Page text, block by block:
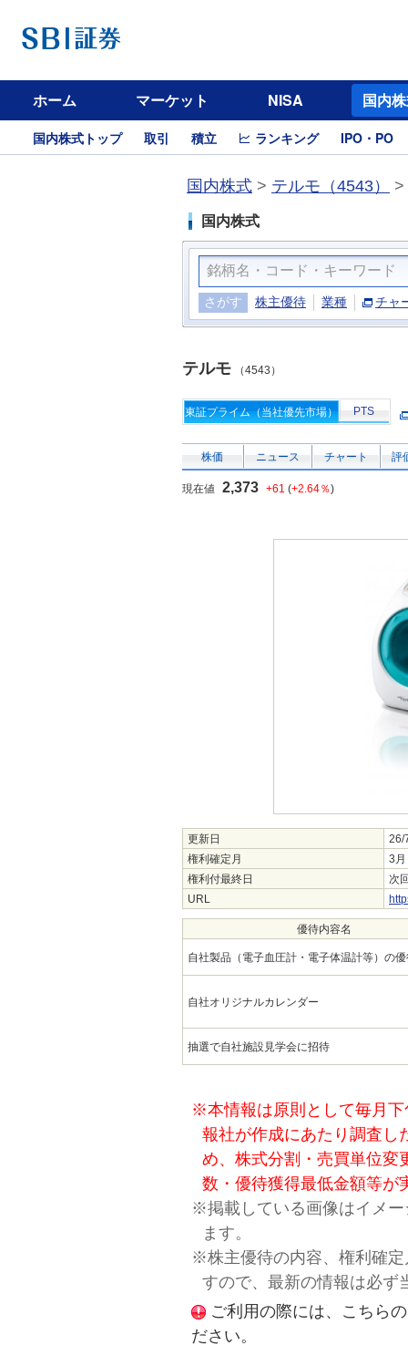
ホーム マーケット NISA 国内
国内株式トップ 取引 積立 ランキング IPO・PO
国内株式 > テルモ（4543） >
国内株式
さがす 株主優待 業種 チャ
テルモ （4543）
東証プライム（当社優先市場） PTS
株価 ニュース チャート 評
現在値 2,373 +61 (+2.64％)
更新日
26/
権利確定月
3
権利付最終日
次
URL
優待内容名
自社製品（電子血圧計・電子体温計等）の
自社オリジナルカレンダー
抽選で自社施設見学会に招待
※本情報は原則として毎月
報社が作成にあたり調査し
め、株式分割・売買単位変
数・優待獲得最低金額等が
※掲載している画像はイメ
ます。
※株主優待の内容、権利確
すので、最新の情報は必ず
ご利用の際には、こちら
ださい。